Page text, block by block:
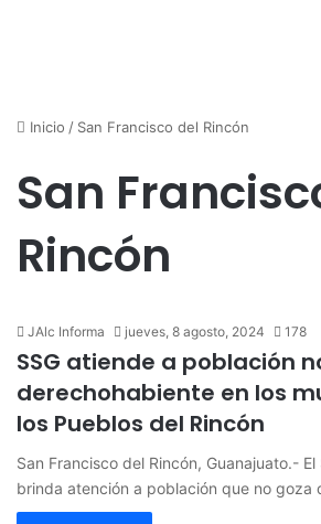
Inicio / San Francisco del Rincón
San
Rincón
JAlc Informa jueves, 8 agosto, 2024 178
SSG atiende a población
derechohabiente en los
los Pueblos del Rincón
San Francisco del Rincón, Guanajuato.-
brinda atención a población que no goza